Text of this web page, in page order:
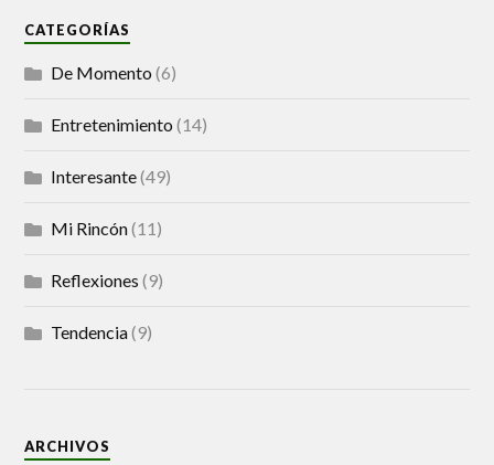
CATEGORÍAS
De Momento (6)
Entretenimiento (14)
Interesante(49)
Mi Rincón(11)
Reflexiones (9)
Tendencia(9)
ARCHIVOS